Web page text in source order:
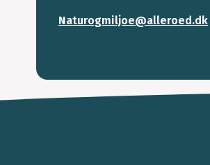
Naturogmiljoe@alleroed.dk